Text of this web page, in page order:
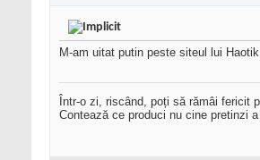
M-am uitat putin peste siteul lui
Într-o zi, riscând, poți să rămâi fericit
Contează ce produci nu cine pretinzi